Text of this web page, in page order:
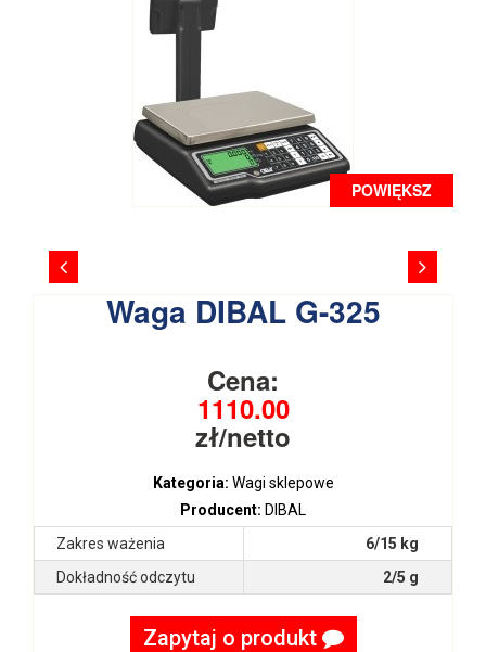
POWIĘKSZ
Waga DIBAL G-325
Cena:
1110.00
zł/netto
Kategoria: Wagi sklepowe
Producent: DIBAL
Zakres ważenia
6/15 kg
Dokładność odczytu
2/5 g
Zapytaj o produkt